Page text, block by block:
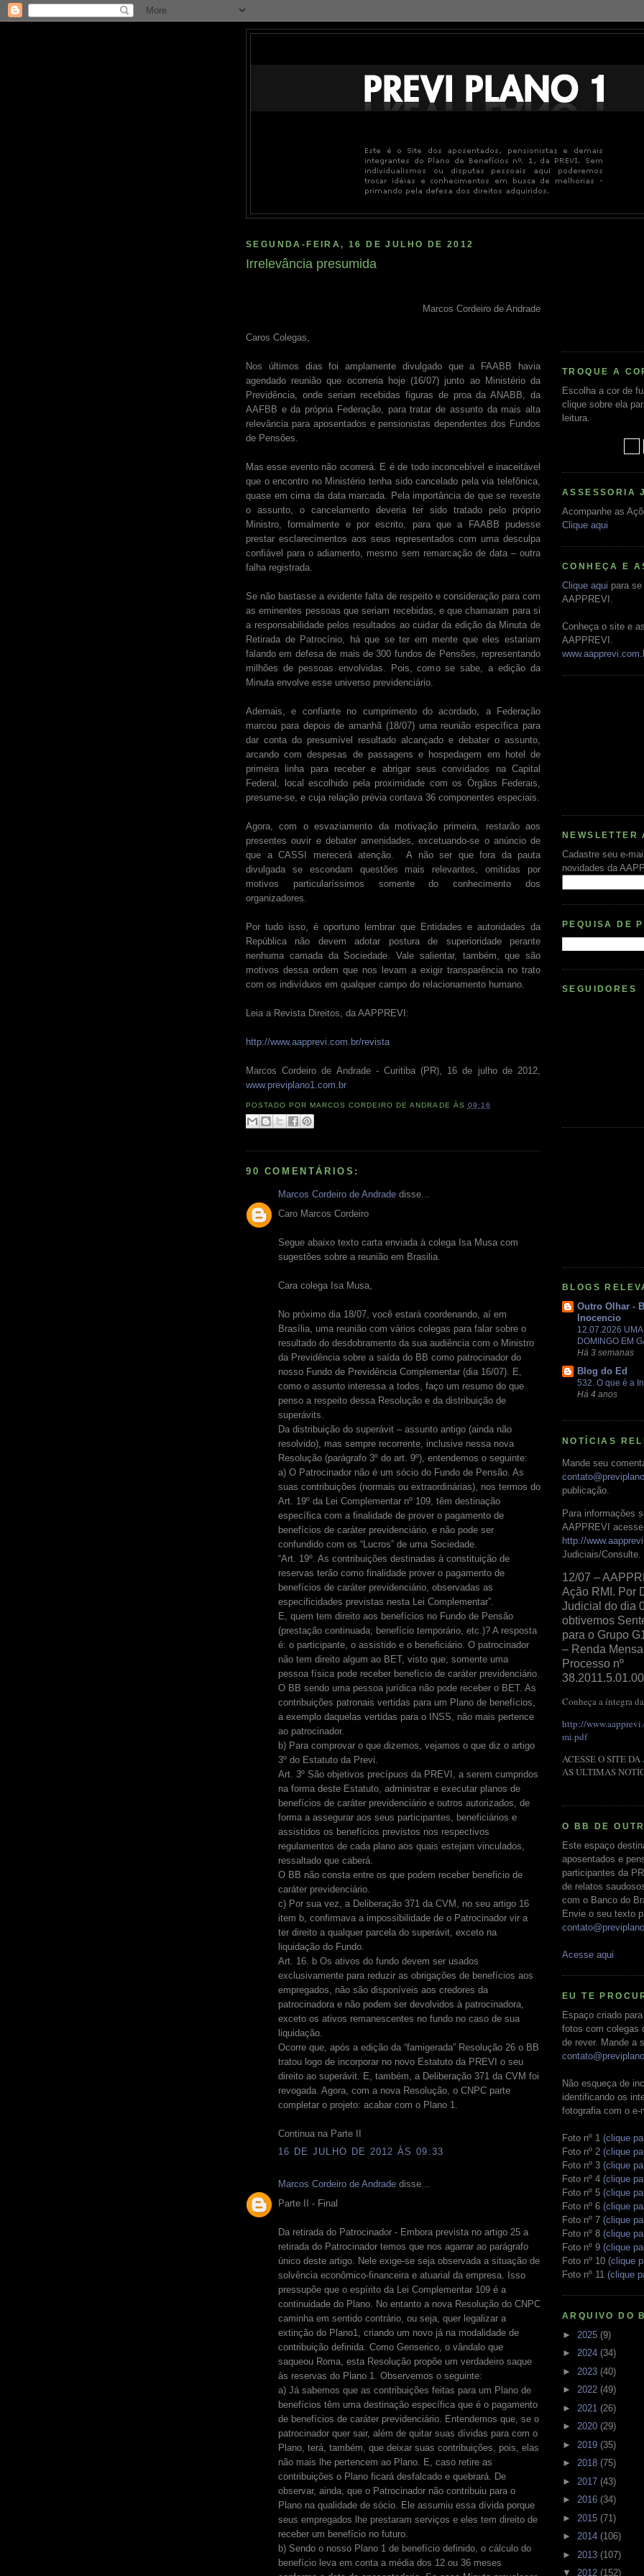
SEGUNDA-FEIRA, 16 DE JULHO DE 2012
Irrelevância presumida
Marcos Cordeiro de Andrade
Caros Colegas,
Nos últimos dias foi amplamente divulgado que a FAABB havia
agendado reunião que ocorreria hoje (16/07) junto ao Ministério da
Previdência, onde seriam recebidas figuras de proa da ANABB, da
AAFBB e da própria Federação, para tratar de assunto da mais alta
relevância para aposentados e pensionistas dependentes dos Fundos
de Pensões.
Mas esse evento não ocorrerá. E é de todo inconcebível e inaceitável
que o encontro no Ministério tenha sido cancelado pela via telefônica,
quase em cima da data marcada. Pela importância de que se reveste
o assunto, o cancelamento deveria ter sido tratado pelo próprio
Ministro, formalmente e por escrito, para que a FAABB pudesse
prestar esclarecimentos aos seus representados com uma desculpa
confiável para o adiamento, mesmo sem remarcação de data – outra
falha registrada.
Se não bastasse a evidente falta de respeito e consideração para com
as eminentes pessoas que seriam recebidas, e que chamaram para si
a responsabilidade pelos resultados ao cuidar da edição da Minuta de
Retirada de Patrocínio, há que se ter em mente que eles estariam
falando em defesa de mais de 300 fundos de Pensões, representando
milhões de pessoas envolvidas. Pois, como se sabe, a edição da
Minuta envolve esse universo previdenciário.
Ademais, e confiante no cumprimento do acordado, a Federação
marcou para depois de amanhã (18/07) uma reunião específica para
dar conta do presumível resultado alcançado e debater o assunto,
arcando com despesas de passagens e hospedagem em hotel de
primeira linha para receber e abrigar seus convidados na Capital
Federal, local escolhido pela proximidade com os Órgãos Federais,
presume-se, e cuja relação prévia contava 36 componentes especiais.
Agora, com o esvaziamento da motivação primeira, restarão aos
presentes ouvir e debater amenidades, excetuando-se o anúncio de
que a CASSI merecerá atenção. A não ser que fora da pauta
divulgada se escondam questões mais relevantes, omitidas por
motivos particularíssimos somente do conhecimento dos
organizadores.
Por tudo isso, é oportuno lembrar que Entidades e autoridades da
República não devem adotar postura de superioridade perante
nenhuma camada da Sociedade. Vale salientar, também, que são
motivos dessa ordem que nos levam a exigir transparência no trato
com os indivíduos em qualquer campo do relacionamento humano.
Leia a Revista Direitos, da AAPPREVI:
http://www.aapprevi.com.br/revista
Marcos Cordeiro de Andrade - Curitiba (PR), 16 de julho de 2012,
www.previplano1.com.br
POSTADO PORMARCOS CORDEIRO DE ANDRADE ÀS 09:16
90 COMENTÁRIOS:
Marcos Cordeiro de Andrade disse...
Caro Marcos Cordeiro
Segue abaixo texto carta enviada à colega Isa Musa com
sugestões sobre a reunião em Brasilia.
Cara colega Isa Musa,
No próximo dia 18/07, você estará coordenando, aí em
Brasília, uma reunião com vários colegas para falar sobre o
resultado do desdobramento da sua audiência com o Ministro
da Previdência sobre a saída do BB como patrocinador do
nosso Fundo de Previdência Complementar (dia 16/07). E,
como o assunto interessa a todos, faço um resumo do que
penso a respeito dessa Resolução e da distribuição de
superávits.
Da distribuição do superávit – assunto antigo (ainda não
resolvido), mas sempre recorrente, inclusive nessa nova
Resolução (parágrafo 3º do art. 9º), entendemos o seguinte:
a) O Patrocinador não é um sócio do Fundo de Pensão. As
suas contribuições (normais ou extraordinárias), nos termos do
Art. 19º da Lei Complementar nº 109, têm destinação
específica com a finalidade de prover o pagamento de
benefícios de caráter previdenciário, e não pode ser
confundido com os “Lucros” de uma Sociedade.
“Art. 19º. As contribuições destinadas à constituição de
reservas terão como finalidade prover o pagamento de
benefícios de caráter previdenciário, observadas as
especificidades previstas nesta Lei Complementar”.
E, quem tem direito aos benefícios no Fundo de Pensão
(prestação continuada; benefício temporário, etc.)? A resposta
é: o participante, o assistido e o beneficiário. O patrocinador
não tem direito algum ao BET, visto que, somente uma
pessoa física pode receber benefício de caráter previdenciário.
O BB sendo uma pessoa jurídica não pode receber o BET. As
contribuições patronais vertidas para um Plano de benefícios,
a exemplo daquelas vertidas para o INSS, não mais pertence
ao patrocinador.
b) Para comprovar o que dizemos, vejamos o que diz o artigo
3º do Estatuto da Previ.
Art. 3º São objetivos precípuos da PREVI, a serem cumpridos
na forma deste Estatuto, administrar e executar planos de
benefícios de caráter previdenciário e outros autorizados, de
forma a assegurar aos seus participantes, beneficiários e
assistidos os benefícios previstos nos respectivos
regulamentos de cada plano aos quais estejam vinculados,
ressaltado que caberá.
O BB não consta entre os que podem receber beneficio de
caráter previdenciário.
c) Por sua vez, a Deliberação 371 da CVM, no seu artigo 16
item b, confirmava a impossibilidade de o Patrocinador vir a
ter direito a qualquer parcela do superávit, exceto na
liquidação do Fundo.
Art. 16. b Os ativos do fundo devem ser usados
exclusivamente para reduzir as obrigações de benefícios aos
empregados, não são disponíveis aos credores da
patrocinadora e não podem ser devolvidos à patrocinadora,
exceto os ativos remanescentes no fundo no caso de sua
liquidação.
Ocorre que, após a edição da “famigerada” Resolução 26 o BB
tratou logo de incorporar no novo Estatuto da PREVI o seu
direito ao superávit. E, também, a Deliberação 371 da CVM foi
revogada. Agora, com a nova Resolução, o CNPC parte
completar o projeto: acabar com o Plano 1.
Continua na Parte II
16 DE JULHO DE 2012 ÀS 09:33
Marcos Cordeiro de Andrade disse...
Parte II - Final
Da retirada do Patrocinador - Embora prevista no artigo 25 a
retirada do Patrocinador temos que nos agarrar ao parágrafo
único deste artigo. Nele exige-se seja observada a situação de
solvência econômico-financeira e atuarial da empresa. Isso
pressupõe que o espírito da Lei Complementar 109 é a
continuidade do Plano. No entanto a nova Resolução do CNPC
caminha em sentido contrário, ou seja, quer legalizar a
extinção do Plano1, criando um novo já na modalidade de
contribuição definida. Como Genserico, o vândalo que
saqueou Roma, esta Resolução propõe um verdadeiro saque
às reservas do Plano 1. Observemos o seguinte:
a) Já sabemos que as contribuições feitas para um Plano de
benefícios têm uma destinação específica que é o pagamento
de benefícios de caráter previdenciário. Entendemos que, se o
patrocinador quer sair, além de quitar suas dívidas para com o
Plano, terá, também, que deixar suas contribuições, pois, elas
não mais lhe pertencem ao Plano. E, caso retire as
contribuições o Plano ficará desfalcado e quebrará. De
observar, ainda, que o Patrocinador não contribuiu para o
Plano na qualidade de sócio. Ele assumiu essa dívida porque
seus empregados lhe prestaram serviços e eles tem direito de
receber um benefício no futuro.
b) Sendo o nosso Plano 1 de benefício definido, o cálculo do
benefício leva em conta a média dos 12 ou 36 meses
TROQUE A
Escolha a cor de
clique sobre ela
leitura.
ASSESSORIA
Acompanhe as
Clique aqui
CONHEÇA E
Clique aqui para
AAPPREVI.
Conheça o site e
AAPPREVI.
NEWSLETTER
Cadastre seu e-
novidades da
PEQUISA DE
SEGUIDORES
BLOGS
Outro Olhar -
Inocencio
12.07.2026
DOMINGO EM
Há 3 semanas
Blog do Ed
532. O que é a
Há 4 anos
NOTÍCIAS
Mande seu
publicação.
Para informações
AAPPREVI
http://
Judiciais/Consulte.
12/07 –
Ação RMI. Por
Judicial do dia
obtivemos
para o Grupo
– Renda
Processo nº
Conheça a íntegra
http://
mi.pdf
ACESSE O SITE DA
AS ÚLTIMAS
O BB DE
Este espaço
aposentados e
participantes da
de relatos
com o Banco do
Envie o seu texto
Acesse aqui
EU TE
Espaço criado
fotos com colegas
de rever. Mande a
Não esqueça de
identificando os
fotografia com o e-
Foto nº 1 (clique
Foto nº 2 (clique
Foto nº 3 (clique
Foto nº 4 (clique
Foto nº 5 (clique
Foto nº 6 (clique
Foto nº 7 (clique
Foto nº 8 (clique
Foto nº 9 (clique
Foto nº 10 (clique
Foto nº 11 (clique
ARQUIVO DO
► 2025 (9)
► 2024 (34)
► 2023 (40)
► 2022 (49)
► 2021 (26)
► 2020 (29)
► 2019 (35)
► 2018 (75)
► 2017 (43)
► 2016 (34)
► 2015 (71)
► 2014 (106)
► 2013 (107)
▼ 2012 (152)